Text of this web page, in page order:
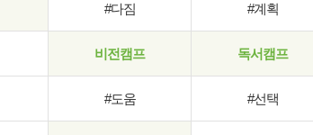
#다짐 #계획
비전캠프 독서캠프
#도움 #선택